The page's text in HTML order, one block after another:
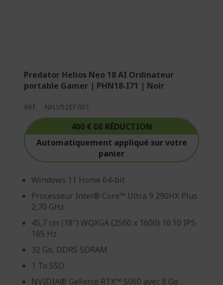
Predator Helios Neo 18 AI Ordinateur
portable Gamer | PHN18-I71 | Noir
Réf. NH.U52EF.001
400 € DE RÉDUCTION
Automatiquement appliqué sur votre
panier
Windows 11 Home 64-bit
Processeur Intel® Core™ Ultra 9 290HX Plus
2,70 GHz
45,7 cm (18") WQXGA (2560 x 1600) 16:10 IPS
165 Hz
32 Go, DDR5 SDRAM
1 To SSD
NVIDIA® GeForce RTX™ 5060 avec 8 Go